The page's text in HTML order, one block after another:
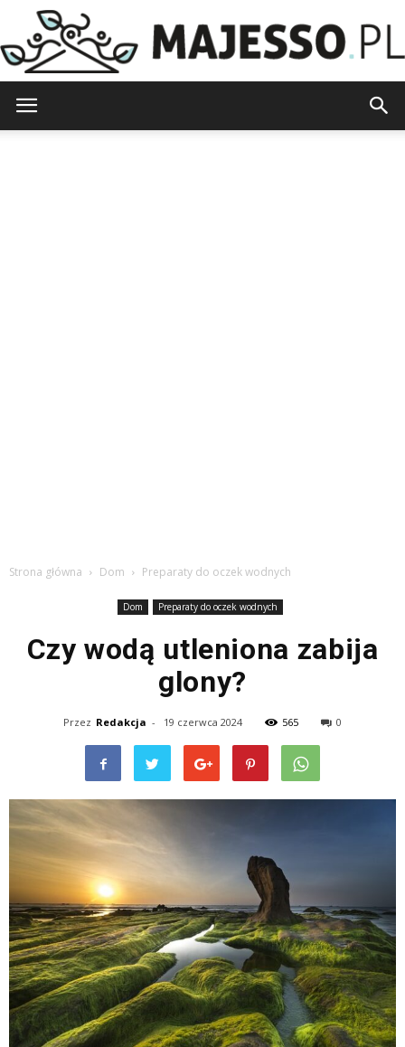
Strona główna Dom Preparaty do oczek wodnych
Dom Preparaty do oczek wodnych
Czy wodą utleniona zabija
glony?
Przez Redakcja - 19 czerwca 2024 565 0